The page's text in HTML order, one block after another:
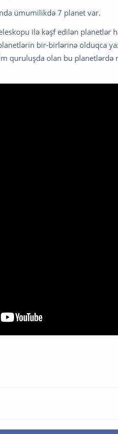
ümumilikdə 7 planet var.
ilə kəşf edilən planetlər
bir-birlərinə olduqca
quruluşda olan bu planetlərdə